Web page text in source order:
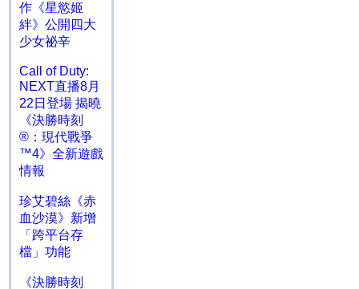
作《星慾姬
絆》公開四大
少女祕辛
Call of Duty:
NEXT直播8月
22日登場 揭曉
《決勝時刻
®：現代戰爭
™4》全新遊戲
情報
珍艾碧絲《赤
血沙漠》新增
「跨平台存
檔」功能
《決勝時刻